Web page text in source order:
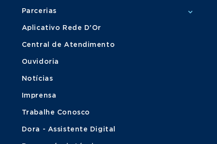
Parcerias
Aplicativo Rede D'Or
Central de Atendimento
Ouvidoria
Notícias
Imprensa
Trabalhe Conosco
Dora - Assistente Digital